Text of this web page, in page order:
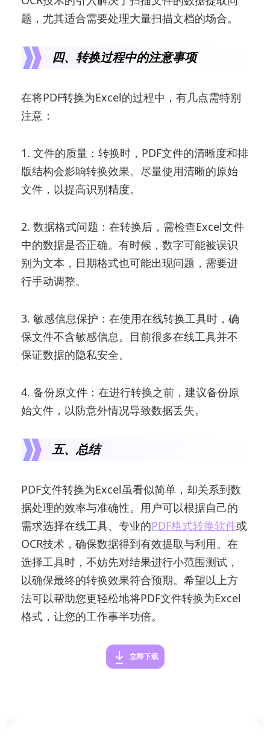
题，尤其适合需要处理大量扫描文档的场合。
四、转换过程中的注意事项
在将PDF转换为Excel的过程中，有几点需特别
注意：
1. 文件的质量：转换时，PDF文件的清晰度和排
版结构会影响转换效果。尽量使用清晰的原始
文件，以提高识别精度。
2. 数据格式问题：在转换后，需检查Excel文件
中的数据是否正确。有时候，数字可能被误识
别为文本，日期格式也可能出现问题，需要进
行手动调整。
3. 敏感信息保护：在使用在线转换工具时，确
保文件不含敏感信息。目前很多在线工具并不
保证数据的隐私安全。
4. 备份原文件：在进行转换之前，建议备份原
始文件，以防意外情况导致数据丢失。
五、总结
PDF文件转换为Excel虽看似简单，却关系到数
据处理的效率与准确性。用户可以根据自己的
需求选择在线工具、专业的PDF格式转换软件或
OCR技术，确保数据得到有效提取与利用。在
选择工具时，不妨先对结果进行小范围测试，
以确保最终的转换效果符合预期。希望以上方
法可以帮助您更轻松地将PDF文件转换为Excel
格式，让您的工作事半功倍。
立即下载